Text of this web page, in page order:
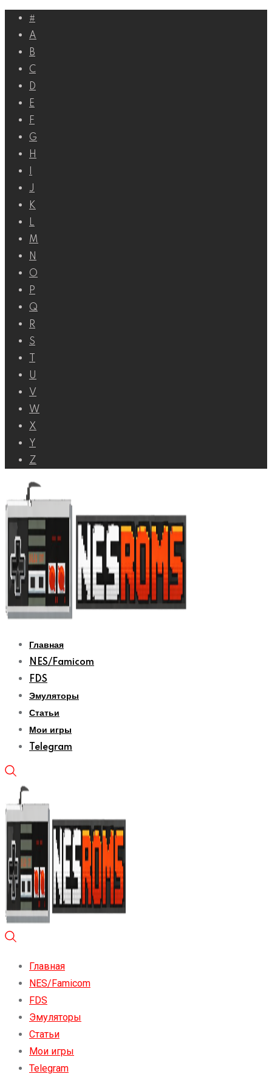
Перейти
контенту
#
A
B
C
D
E
F
G
H
J
K
L
M
N
O
P
Q
R
S
U
V
W
X
Y
Z
Главная
NES/Famicom
FDS
Эмуляторы
Статьи
Мои игры
Telegram
Главная
NES/Famicom
FDS
Эмуляторы
Статьи
Мои игры
Telegram